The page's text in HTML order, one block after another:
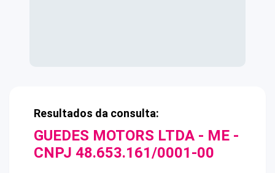
Resultados da consulta:
GUEDES MOTORS LTDA - ME -
CNPJ 48.653.161/0001-00